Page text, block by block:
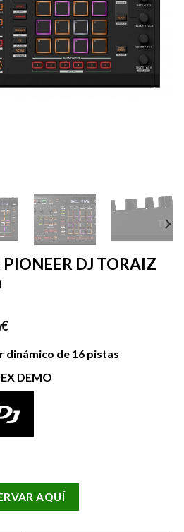
DJ TORAIZ
€
dinámico de 16 pistas
EX DEMO
AQUÍ